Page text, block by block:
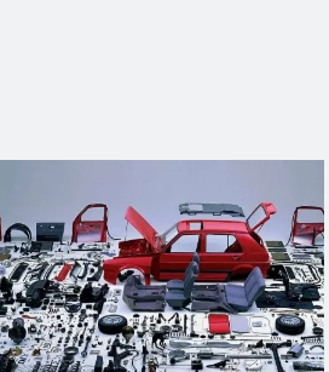
Levigatore
a nastro
1445 RPM